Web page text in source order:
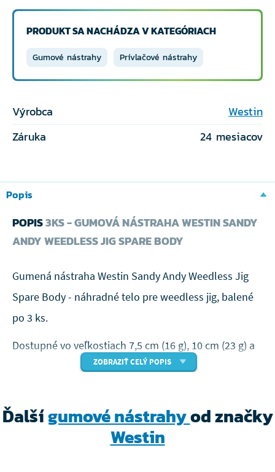
PRODUKT SA NACHÁDZA V KATEGÓRIACH
Gumové nástrahy Prívlačové nástrahy
Výrobca
Westin
Záruka
24 mesiacov
Popis
POPIS3KS - GUMOVÁ NÁSTRAHA WESTIN SANDY
ANDY WEEDLESS JIG SPARE BODY
Gumená nástraha Westin Sandy Andy Weedless Jig
Spare Body - náhradné telo pre weedless jig, balené
po 3 ks.
Dostupné vo veľkostiach 7,5 cm (16 g), 10 cm (23 g) a
Štíhly profil a malý chvost pre tesný,
nevyspyteteľný chod pri akejkoľvek rýchlosti
ZOBRAZIŤ CELÝ POPIS
Ďalšígumové nástrahyod značky
Westin